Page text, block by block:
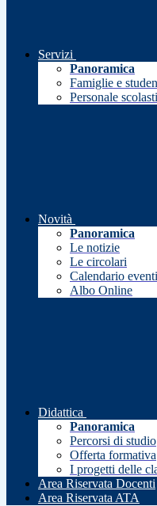
Servizi
Panoramica
Famiglie e
Personale
Novità
Panoramica
Le notizie
Le circolari
Calendario eventi
Albo Online
Didattica
Panoramica
Percorsi di studio
Offerta formativa
I progetti delle
Area Riservata Docenti
Area Riservata ATA